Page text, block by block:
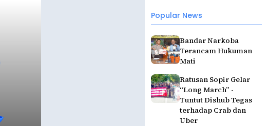
Popular News
Bandar Narkoba
Terancam Hukuman
Mati
Ratusan Sopir Gelar
“Long March” -
Tuntut Dishub Tegas
terhadap Crab dan
Uber